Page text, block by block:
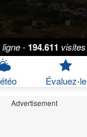
- 194.611 visites
Évaluez-le
Advertisement